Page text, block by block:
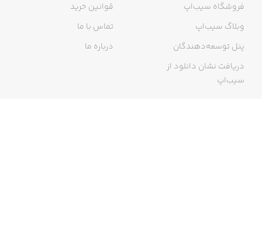
فروشگاه سیب‌اپ
وبلاگ سیب‌اپ
پنل توسعه‌دهندگان
دریافت نشان دانلود از
سیب‌اپ
قوانین خرید
تماس با ما
درباره ما